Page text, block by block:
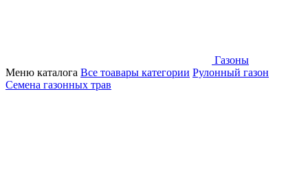
Газоны
Меню каталога Все тоавары категории Рулонный газон
Семена газонных трав